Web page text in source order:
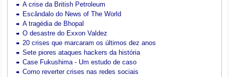
A crise da British Petroleum
Escândalo do News of The World
A tragédia de Bhopal
O desastre do Exxon Valdez
20 crises que marcaram os últimos dez anos
Sete piores ataques hackers da história
Case Fukushima - Um estudo de caso
Como reverter crises nas redes sociais